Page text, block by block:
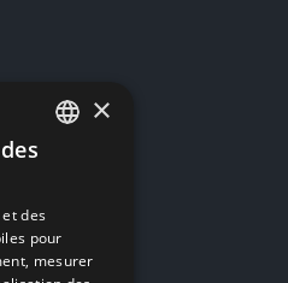
ENGLISH
×
des
pour
mesurer